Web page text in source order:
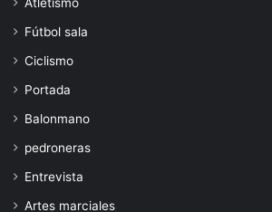
Atletismo
Fútbol sala
Ciclismo
Portada
Balonmano
pedroneras
Entrevista
Artes marciales